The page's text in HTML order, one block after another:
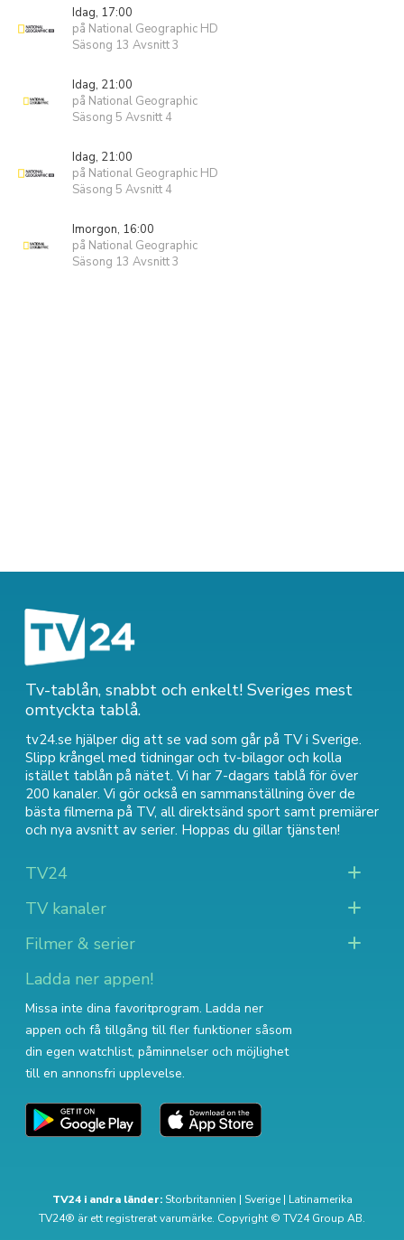
Idag, 17:00
på National Geographic HD
Säsong 13 Avsnitt 3
Idag, 21:00
på National Geographic
Säsong 5 Avsnitt 4
Idag, 21:00
på National Geographic HD
Säsong 5 Avsnitt 4
Imorgon, 16:00
på National Geographic
Säsong 13 Avsnitt 3
Tv-tablån, snabbt och enkelt! Sveriges mest
omtyckta tablå.
tv24.se hjälper dig att se vad som går på TV i Sverige.
Slipp krångel med tidningar och tv-bilagor och kolla
istället tablån på nätet. Vi har 7-dagars tablå för över
200 kanaler. Vi gör också en sammanställning över de
bästa filmerna på TV, all direktsänd sport samt premiärer
och nya avsnitt av serier. Hoppas du gillar tjänsten!
TV24
TV kanaler
Filmer & serier
Ladda ner appen!
Missa inte dina favoritprogram. Ladda ner
appen och få tillgång till fler funktioner såsom
din egen watchlist, påminnelser och möjlighet
till en annonsfri upplevelse.
TV24 i andra länder: Storbritannien | Sverige| Latinamerika
TV24® är ett registrerat varumärke. Copyright © TV24 Group AB.